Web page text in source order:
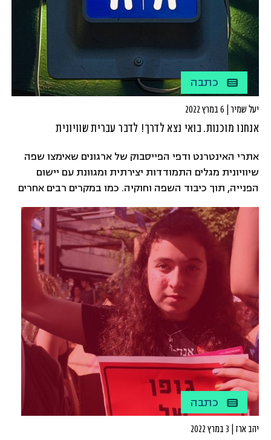
כתבה
יעל שמיר | 6 במרץ 2022
אנחנו מוכנות. בואי נצא לדרך! לדבר עברית שוויונית
אתרי האינטרנט ודפי הפייסבוק של ארגונים שאימצו שפה
שיוויונית מגלים התמודדות יצירתית ומגוונת עם יישום
הפנייה, תוך כיבוד השפה וחוקיה. כמו במקרים רבים אחרים
של התעדכנות – זהו שכלול, והתקדמות
כתבה
יהב ארז | 3 במרץ 2022